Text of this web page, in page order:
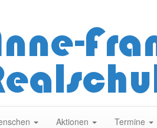
Aktionen Termine